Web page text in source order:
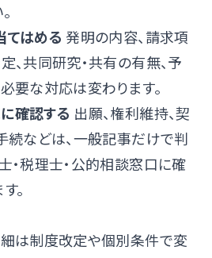
てはめる 発明の内容、請求項
、共同研究・共有の有無、予
要な対応は変わります。
確認する 出願、権利維持、契
続などは、一般記事だけで判
・税理士・公的相談窓口に確
。
細は制度改定や個別条件で変